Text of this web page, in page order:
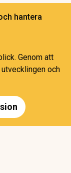
hantera
Genom att
och